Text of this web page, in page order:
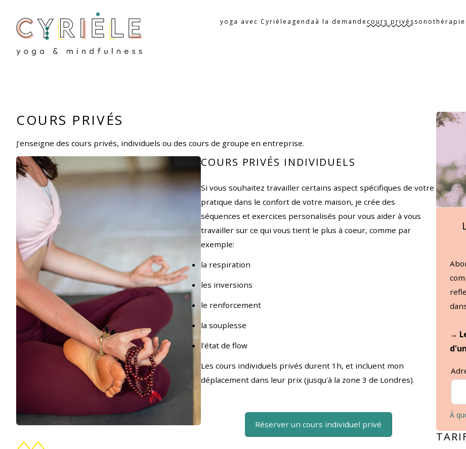
yoga avec Cyrièle agenda à la demande cours privéssonothérapie
COURS PRIVÉS
J'enseigne des cours privés, individuels ou des cours de groupe en entreprise.
COURS PRIVÉS INDIVIDUELS
Si vous souhaitez travailler certains aspect spécifiques de votre
pratique dans le confort de votre maison, je crée des
séquences et exercices personalisés pour vous aider à vous
travailler sur ce qui vous tient le plus à coeur, comme par
exemple:
la respiration
les inversions
le renforcement
la souplesse
l'état de flow
Les cours individuels privés durent 1h, et incluent mon
déplacement dans leur prix (jusqu'à la zone 3 de Londres).
Réserver un cours individuel privé
→
À